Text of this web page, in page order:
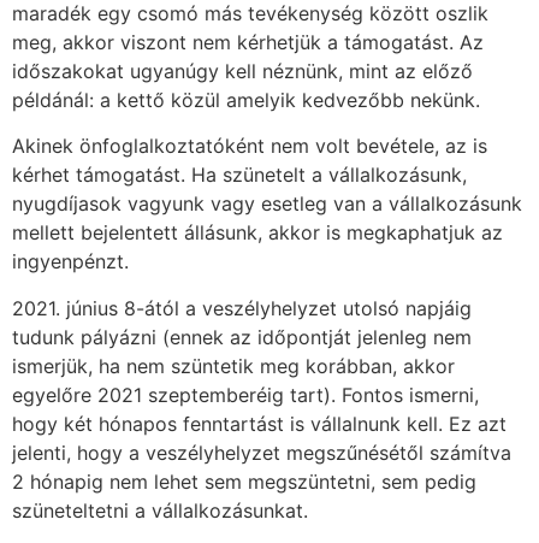
maradék egy csomó más tevékenység között oszlik
meg, akkor viszont nem kérhetjük a támogatást. Az
időszakokat ugyanúgy kell néznünk, mint az előző
példánál: a kettő közül amelyik kedvezőbb nekünk.
Akinek önfoglalkoztatóként nem volt bevétele, az is
kérhet támogatást. Ha szünetelt a vállalkozásunk,
nyugdíjasok vagyunk vagy esetleg van a vállalkozásunk
mellett bejelentett állásunk, akkor is megkaphatjuk az
ingyenpénzt.
2021. június 8-ától a veszélyhelyzet utolsó napjáig
tudunk pályázni (ennek az időpontját jelenleg nem
ismerjük, ha nem szüntetik meg korábban, akkor
egyelőre 2021 szeptemberéig tart). Fontos ismerni,
hogy két hónapos fenntartást is vállalnunk kell. Ez azt
jelenti, hogy a veszélyhelyzet megszűnésétől számítva
2 hónapig nem lehet sem megszüntetni, sem pedig
szüneteltetni a vállalkozásunkat.